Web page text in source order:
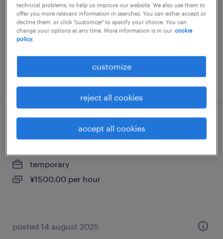
東京都港区, 東京都
temporary
posted 13 june 2025
一般事務・oa事務
temporary
¥1500.00 per hour
posted 14 august 2025
technical problems, to help us improve our website. We also use them to
offer you more relevant information in searches. You can either accept or
decline them, or click "customize" to specify your choice. You can
change your options at any time. More information is in our cookie
policy.
customize
reject all cookies
accept all cookies